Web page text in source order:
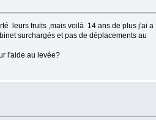
leurs fruits ,mais voilà 14 ans de plus j'ai a
surchargés et pas de déplacements au
l'aide au levée?